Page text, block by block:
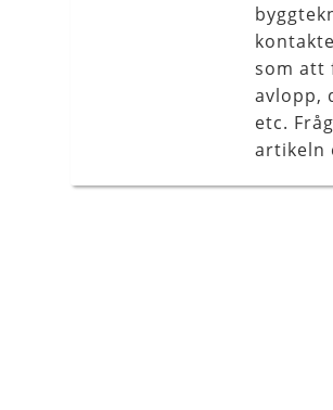
som att
avlopp,
etc.
artikeln